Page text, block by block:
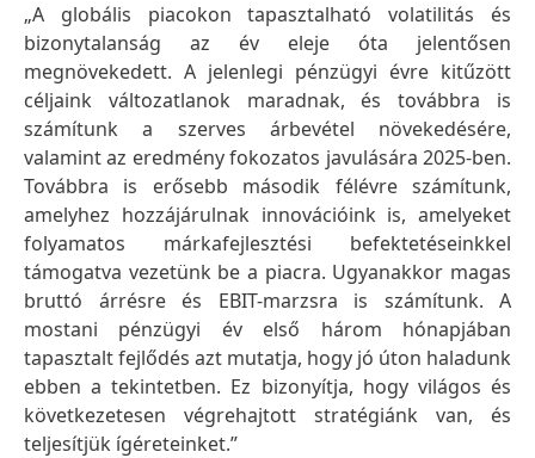
„A globális piacokon tapasztalható volatilitás és
bizonytalanság az év eleje óta jelentősen
megnövekedett. A jelenlegi pénzügyi évre kitűzött
céljaink változatlanok maradnak, és továbbra is
számítunk a szerves árbevétel növekedésére,
valamint az eredmény fokozatos javulására 2025-ben.
Továbbra is erősebb második félévre számítunk,
amelyhez hozzájárulnak innovációink is, amelyeket
folyamatos márkafejlesztési befektetéseinkkel
támogatva vezetünk be a piacra. Ugyanakkor magas
bruttó árrésre és EBIT-marzsra is számítunk. A
mostani pénzügyi év első három hónapjában
tapasztalt fejlődés azt mutatja, hogy jó úton haladunk
ebben a tekintetben. Ez bizonyítja, hogy világos és
következetesen végrehajtott stratégiánk van, és
teljesítjük ígéreteinket.”